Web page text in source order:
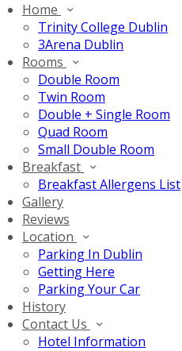
Home
Trinity College Dublin
3Arena Dublin
Rooms
Double Room
Twin Room
Double + Single Room
Quad Room
Small Double Room
Breakfast
Breakfast Allergens List
Gallery
Reviews
Location
Parking In Dublin
Getting Here
Parking Your Car
History
Contact Us
Hotel Information